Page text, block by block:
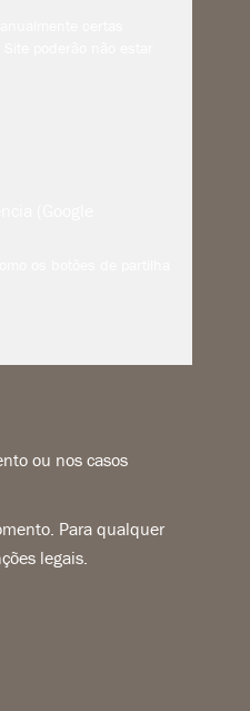
ou nos casos
Para qualquer
legais.